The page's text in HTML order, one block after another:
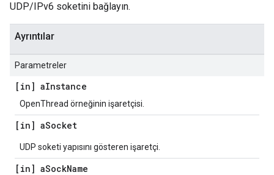
UDP/IPv6 soketini bağlayın.
Ayrıntılar
Parametreler
[in] aInstance
OpenThread örneğinin işaretçisi.
[in] aSocket
UDP soketi yapısını gösteren işaretçi.
[in] aSockName